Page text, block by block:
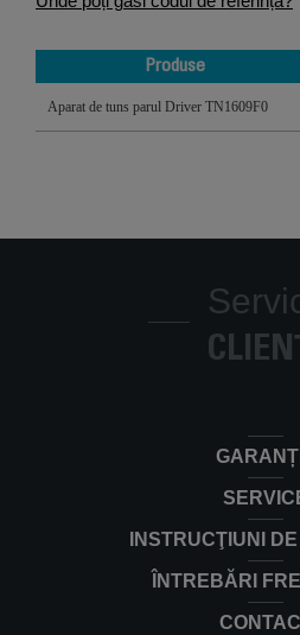
Produse
Aparat de tuns parul Driver TN1609F0
INSTRUCŢIUNI
ÎNTREBĂRI